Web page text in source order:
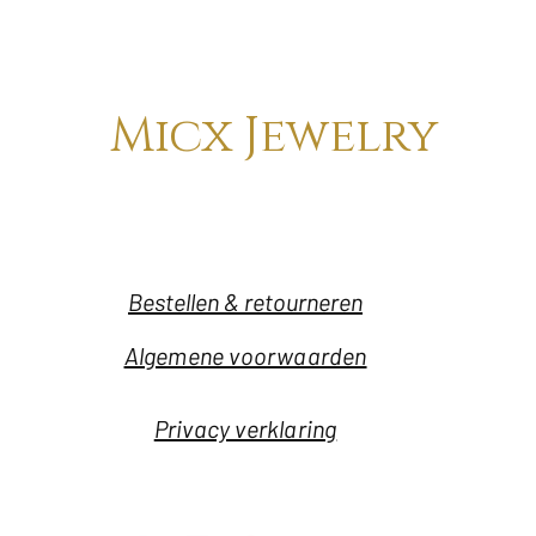
Micx Jewelry
Bestellen & retourneren
Algemene voorwaarden
Privacy verklaring